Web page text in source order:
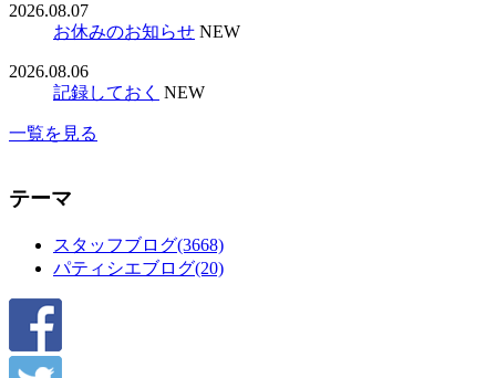
2026.08.07
お休みのお知らせ NEW
2026.08.06
記録しておく NEW
一覧を見る
テーマ
スタッフブログ(3668)
パティシエブログ(20)